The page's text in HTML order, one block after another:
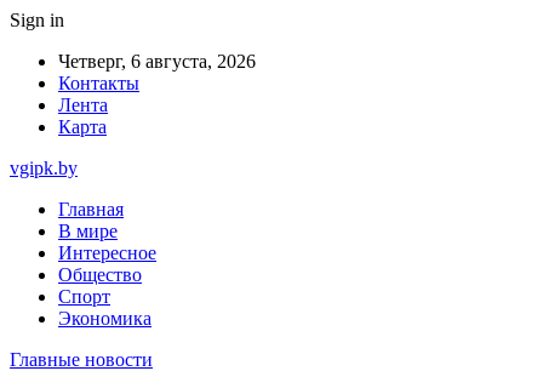
Sign in
Четверг, 6 августа, 2026
Контакты
Лента
Карта
vgipk.by
Главная
В мире
Интересное
Общество
Спорт
Экономика
Главные новости